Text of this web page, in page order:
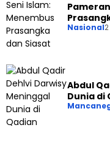
Nasional
Abdul
Dunia di